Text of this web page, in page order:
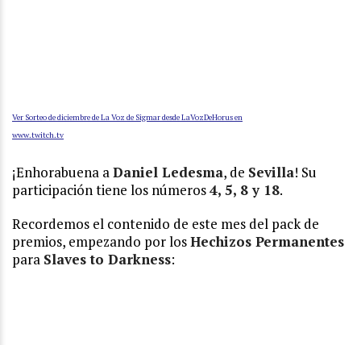
Ver Sorteo de diciembre de La Voz de Sigmar desde LaVozDeHorus en
www.twitch.tv
¡Enhorabuena aDaniel Ledesma, de Sevilla! Su
participación tiene los números4, 5, 8 y 18.
Recordemos el contenido de este mes del pack de
premios, empezando por losHechizos Permanentes
para Slaves to Darkness: